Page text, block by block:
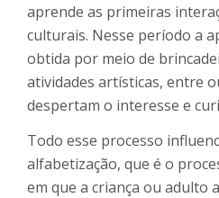
aprende as primeiras
culturais. Nesse período a
obtida por meio de
atividades artísticas, entre
despertam o interesse e
Todo esse processo
alfabetização, que é o
em que a criança ou adulto